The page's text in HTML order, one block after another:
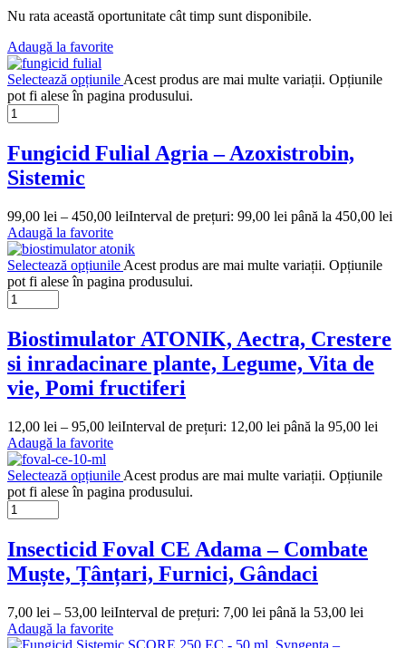
Nu rata această oportunitate cât timp sunt disponibile.
Adaugă la favorite
Selectează opțiunile Acest produs are mai multe variații. Opțiunile
pot fi alese în pagina produsului.
Fungicid Fulial Agria – Azoxistrobin,
Sistemic
99,00 lei – 450,00 leiInterval de prețuri: 99,00 lei până la 450,00 lei
Adaugă la favorite
Selectează opțiunile Acest produs are mai multe variații. Opțiunile
pot fi alese în pagina produsului.
Biostimulator ATONIK, Aectra, Crestere
si inradacinare plante, Legume, Vita de
vie, Pomi fructiferi
12,00 lei – 95,00 leiInterval de prețuri: 12,00 lei până la 95,00 lei
Adaugă la favorite
Selectează opțiunile Acest produs are mai multe variații. Opțiunile
pot fi alese în pagina produsului.
Insecticid Foval CE Adama – Combate
Muște, Țânțari, Furnici, Gândaci
7,00 lei – 53,00 leiInterval de prețuri: 7,00 lei până la 53,00 lei
Adaugă la favorite